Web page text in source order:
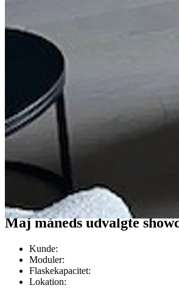
Maj måneds udvalgte
Kunde:
Moduler:
Flaskekapacitet:
Lokation: